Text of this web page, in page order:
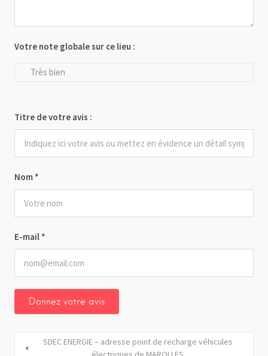
Nom *
E-mail *
Votre note globale sur ce lieu :
Très bien
Titre de votre avis :
SDEC ENERGIE – adresse point de recharge véhicules